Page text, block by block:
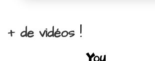
+ de vidéos !